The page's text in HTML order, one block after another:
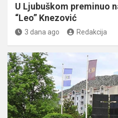
U Ljubuškom preminuo
“Leo” Knezović
3 dana ago Redakcija